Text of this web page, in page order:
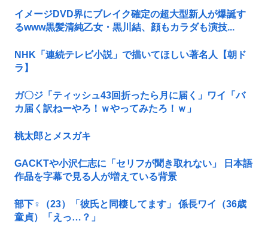
イメージDVD界にブレイク確定の超大型新人が爆誕す
るwww黒髪清純乙女・黒川結、顔もカラダも演技...
NHK「連続テレビ小説」で描いてほしい著名人【朝ド
ラ】
ガ〇ジ「ティッシュ43回折ったら月に届く」ワイ「バ
カ届く訳ねーやろ！ｗやってみたろ！ｗ」
桃太郎とメスガキ
GACKTや小沢仁志に「セリフが聞き取れない」 日本語
作品を字幕で見る人が増えている背景
部下♀（23）「彼氏と同棲してます」 係長ワイ（36歳
童貞）「えっ…？」